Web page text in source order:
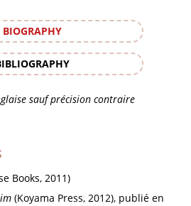
BIOGRAPHY
sauf précision contraire
Books, 2011)
(Koyama Press, 2012), publié en